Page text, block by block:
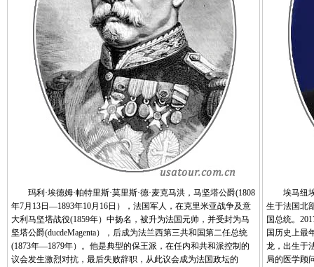
玛利·埃德姆·帕特里斯·莫里斯·德·麦克马洪，马坚塔公爵(1808
年7月13日—1893年10月16日），法国军人，在克里米亚战争及意
大利马坚塔战役(1859年）中扬名，被升为法国元帅，并受封为马
坚塔公爵(ducdeMagenta），后成为法兰西第三共和国第二任总统
(1873年—1879年）。他是典型的保王派，在任内和共和派控制的
议会发生激烈对抗，最后失败辞职，从此议会成为法国政坛的
埃马纽埃
生于法国北
国总统。
国历史上最
龙，出生于
局的医学顾